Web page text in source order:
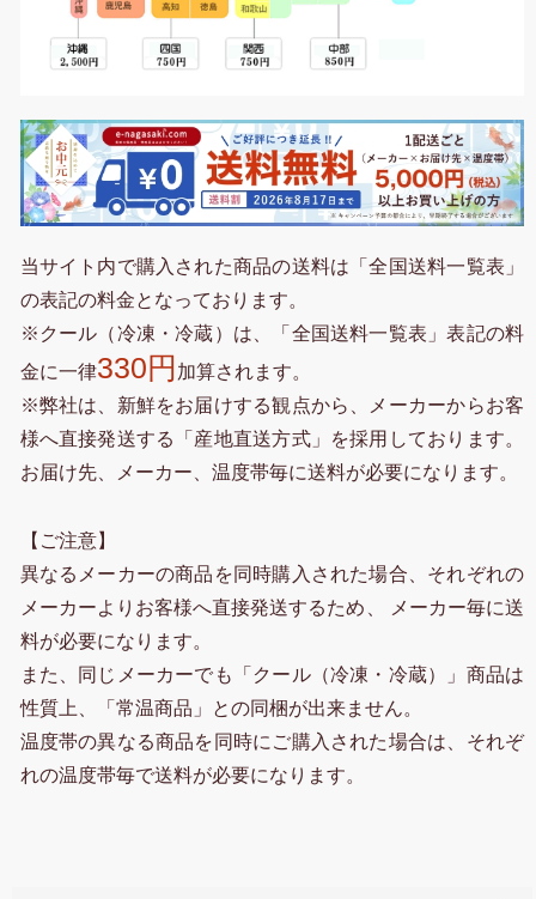
当サイト内で購入された商品の送料は「全国送料一覧表」
の表記の料金となっております。
※クール（冷凍・冷蔵）は、「全国送料一覧表」表記の料
金に一律330円 加算されます。
※弊社は、新鮮をお届けする観点から、メーカーからお客
様へ直接発送する「産地直送方式」を採用しております。
お届け先、メーカー、温度帯毎に送料が必要になります。
【ご注意】
異なるメーカーの商品を同時購入された場合、それぞれの
メーカーよりお客様へ直接発送するため、 メーカー毎に送
料が必要になります。
また、同じメーカーでも「クール（冷凍・冷蔵）」商品は
性質上、「常温商品」との同梱が出来ません。
温度帯の異なる商品を同時にご購入された場合は、それぞ
れの温度帯毎で送料が必要になります。